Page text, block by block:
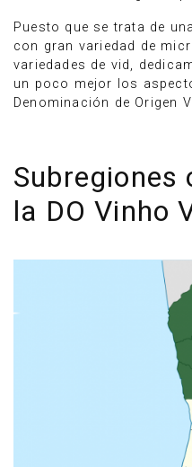
Puesto que se trata de
con gran variedad de
variedades de vid,
un poco mejor los
Denominación de Origen
Subregiones
la DO Vinho